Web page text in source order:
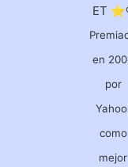
ET
en
por
como
mejor